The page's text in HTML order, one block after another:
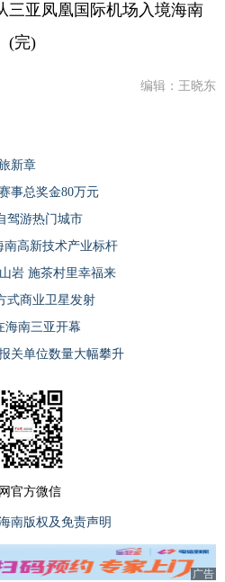
三亚凤凰国际机场入境海南
(完)
编辑：王晓东
新章
事总奖金80万元
驾游热门城市
南高新技术产业标杆
岩 施茶村里幸福来
式商业卫星发射
海南三亚开幕
关单位数量大幅攀升
官方微信
南版权及免责声明
广告